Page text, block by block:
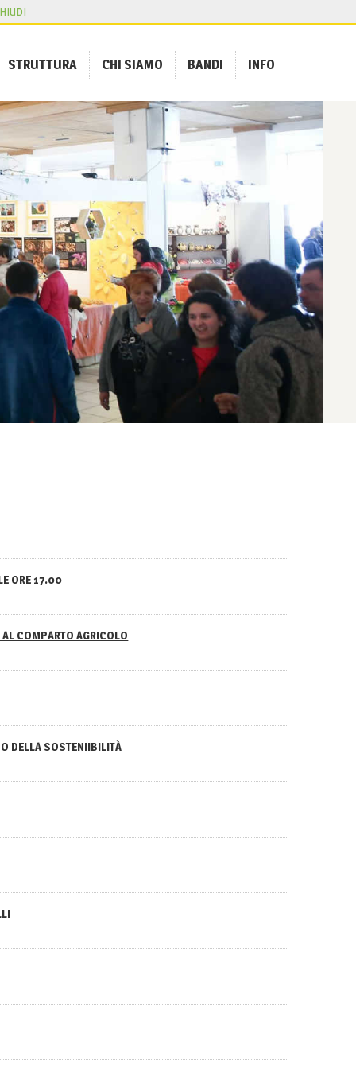
STRUTTURA CHI SIAMO BANDI INFO
ORE 17.00
COMPARTO AGRICOLO
DELLA SOSTENIIBILITÀ